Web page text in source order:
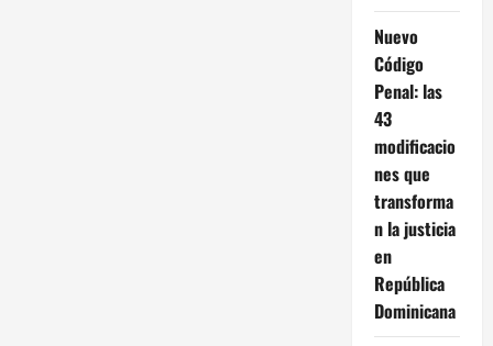
Nuevo
Código
Penal: las
43
modificacio
nes que
transforma
n la justicia
en
República
Dominicana